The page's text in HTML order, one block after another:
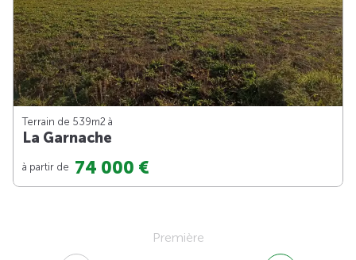
Terrain de 539m2 à
La Garnache
à partir de 74 000 €
Première